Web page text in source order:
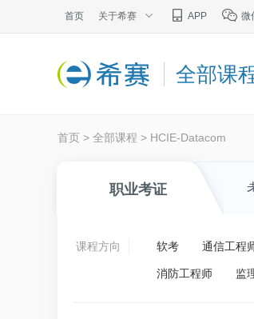
首页 关于希赛 APP 微
全部课
首页 > 全部课程 > HCIE-Datacom
职业考证
课程方向 软考 通信工程
消防工程师 监